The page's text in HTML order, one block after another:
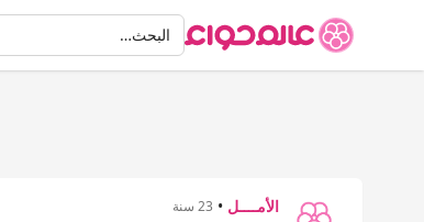
البحثالبحث…
الأمــــل • 23 سنة